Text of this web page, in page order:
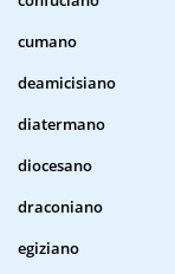
cumano
deamicisiano
diatermano
diocesano
draconiano
egiziano